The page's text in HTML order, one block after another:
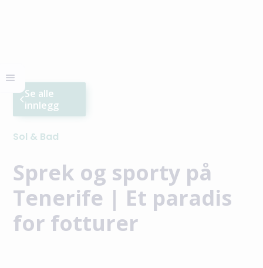
Se alle
innlegg
Sol & Bad
Sprek og sporty på
Tenerife | Et paradis
for fotturer